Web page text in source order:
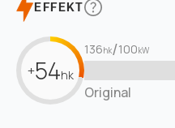
EFFEKT
+54hk
136hk/100kW
Original